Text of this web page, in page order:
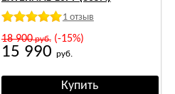
1 отзыв
18 900руб.(-15%)
15 990 руб.